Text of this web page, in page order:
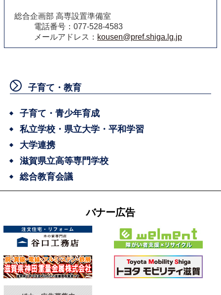
総合企画部 高専設置準備室
電話番号：077-528-4583
メールアドレス： kousen@pref.shiga.lg.jp
子育て・教育
子育て・青少年育成
私立学校・県立大学・平和学習
大学連携
滋賀県立高等専門学校
総合教育会議
バナー広告